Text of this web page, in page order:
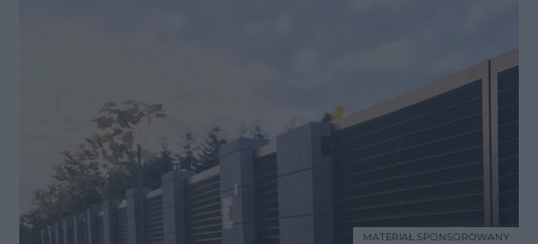
MATERIAŁ SPONSOROWANY